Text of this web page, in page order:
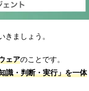
ましょう。
ェアのことです。
識・判断・実行」を一体